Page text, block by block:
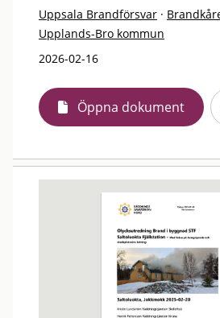
Uppsala Brandförsvar ·
Upplands-Bro kommun
2026-02-16
Öppna dokument